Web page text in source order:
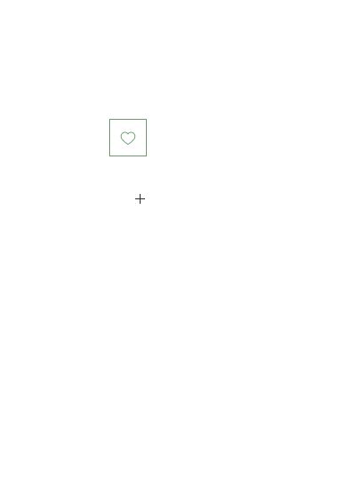
du livre), le motif